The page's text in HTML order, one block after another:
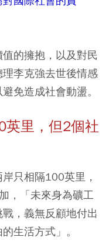
的擁抱，以及對民
李克強去世後情感
免造成社會動盪。
英里，但2個社
只相隔100英里，
，「未來身為礦工
，義無反顧地付出
生活方式」。